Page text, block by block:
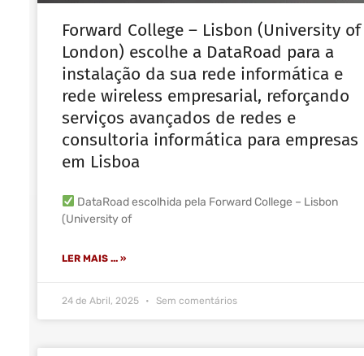
Forward College – Lisbon (University of
London) escolhe a DataRoad para a
instalação da sua rede informática e
rede wireless empresarial, reforçando
serviços avançados de redes e
consultoria informática para empresas
em Lisboa
DataRoad escolhida pela Forward College – Lisbon
(University of
LER MAIS ... »
24 de Abril, 2025 Sem comentários